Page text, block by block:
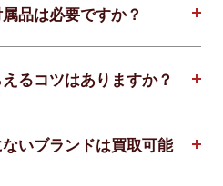
品は必要ですか？
るコツはありますか？
いブランドは買取可能